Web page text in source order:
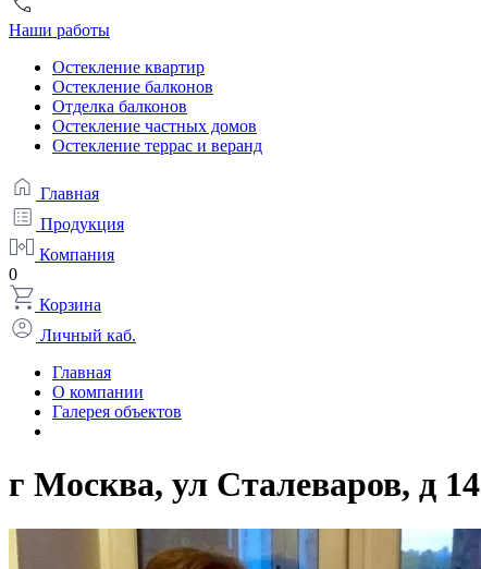
Наши работы
Остекление квартир
Остекление балконов
Отделка балконов
Остекление частных домов
Остекление террас и веранд
Главная
Продукция
Компания
0
Корзина
Личный каб.
Главная
О компании
Галерея объектов
г Москва, ул Сталеваров, д 14